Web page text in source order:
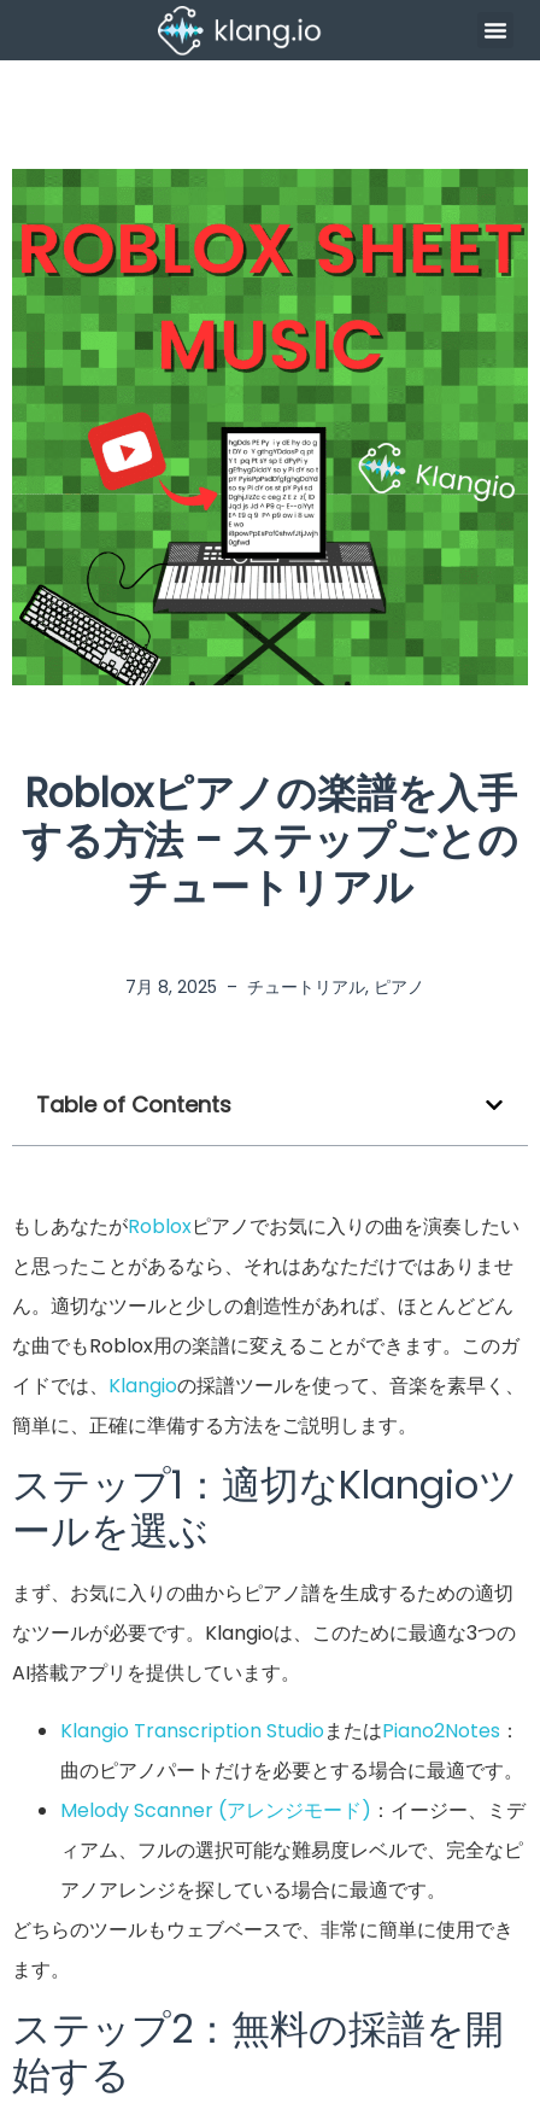
Robloxピアノの楽譜を入手
する方法 – ステップごとの
チュートリアル
7月 8, 2025 – チュートリアル, ピアノ
Table of Contents
もしあなたがRobloxピアノでお気に入りの曲を演奏したい
と思ったことがあるなら、それはあなただけではありませ
ん。適切なツールと少しの創造性があれば、ほとんどどん
な曲でもRoblox用の楽譜に変えることができます。このガ
イドでは、 Klangioの採譜ツールを使って、音楽を素早く、
簡単に、正確に準備する方法をご説明します。
ステップ1：適切なKlangioツ
ールを選ぶ
まず、お気に入りの曲からピアノ譜を生成するための適切
なツールが必要です。Klangioは、このために最適な3つの
AI搭載アプリを提供しています。
Klangio Transcription StudioまたはPiano2Notes ：
曲のピアノパートだけを必要とする場合に最適です。
Melody Scanner (アレンジモード) ：イージー、ミデ
ィアム、フルの選択可能な難易度レベルで、完全なピ
アノアレンジを探している場合に最適です。
どちらのツールもウェブベースで、非常に簡単に使用でき
ます。
ステップ2：無料の採譜を開
始する